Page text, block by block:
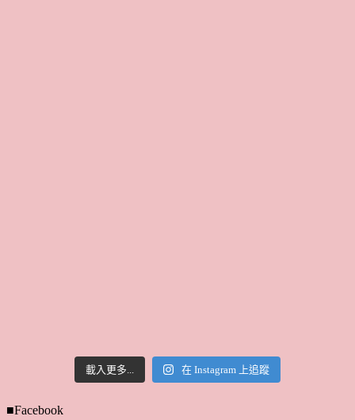
載入更多... 在 Instagram 上追蹤
■Facebook